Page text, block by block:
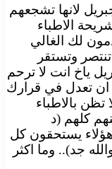
لانها تشجعهم
الاطباء
لك الغالي
وتستقر
ياخ انت لا ترحم
ان تعدل في قرارك
بالاطباء
كلهم (د
يستحقون كل
جد).. وما اكثر